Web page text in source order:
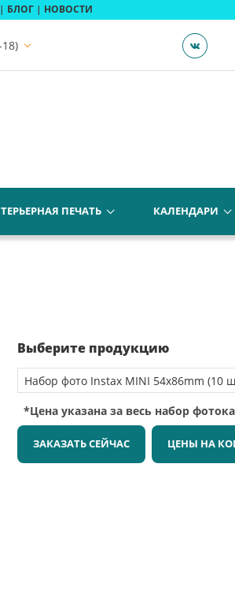
| БЛОГ | НОВОСТИ
ПЕЧАТЬ КАЛЕНДАРИ
Выберите продукцию
*Цена указана за весь набор
ЗАКАЗАТЬ СЕЙЧАС ЦЕНЫ НА